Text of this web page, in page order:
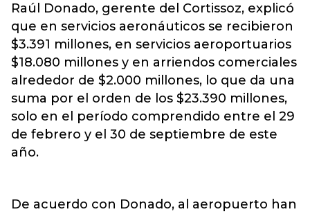
Raúl Donado, gerente del Cortissoz, explicó
que en servicios aeronáuticos se recibieron
$3.391 millones, en servicios aeroportuarios
$18.080 millones y en arriendos comerciales
alrededor de $2.000 millones, lo que da una
suma por el orden de los $23.390 millones,
solo en el período comprendido entre el 29
de febrero y el 30 de septiembre de este
año.
De acuerdo con Donado, al aeropuerto han